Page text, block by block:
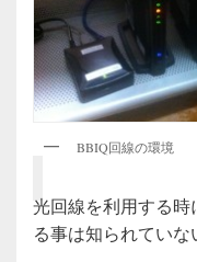
BBIQ回線の環境
光回線を利用する
る事は知られていな